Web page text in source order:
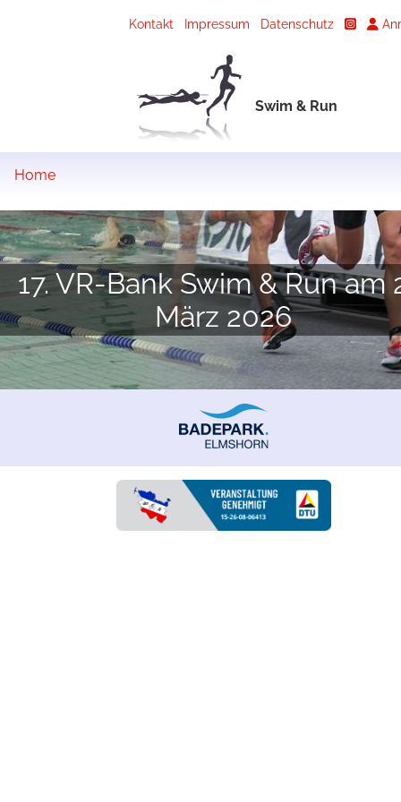
Kontakt Impressum Datenschutz
Swim & Run
Home
17. VR-Bank Swim & Run am
März 2026